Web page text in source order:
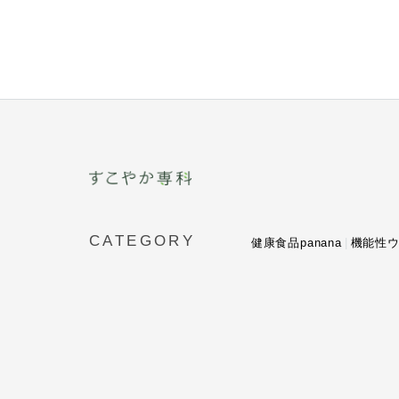
CATEGORY 健康食品panana 機能性